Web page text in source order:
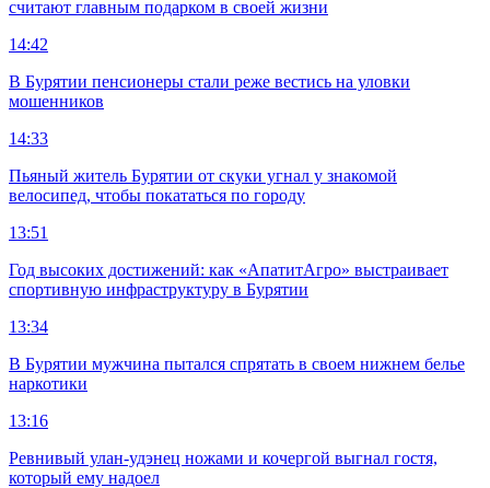
считают главным подарком в своей жизни
14:42
В Бурятии пенсионеры стали реже вестись на уловки
мошенников
14:33
Пьяный житель Бурятии от скуки угнал у знакомой
велосипед, чтобы покататься по городу
13:51
Год высоких достижений: как «АпатитАгро» выстраивает
спортивную инфраструктуру в Бурятии
13:34
В Бурятии мужчина пытался спрятать в своем нижнем белье
наркотики
13:16
Ревнивый улан-удэнец ножами и кочергой выгнал гостя,
который ему надоел